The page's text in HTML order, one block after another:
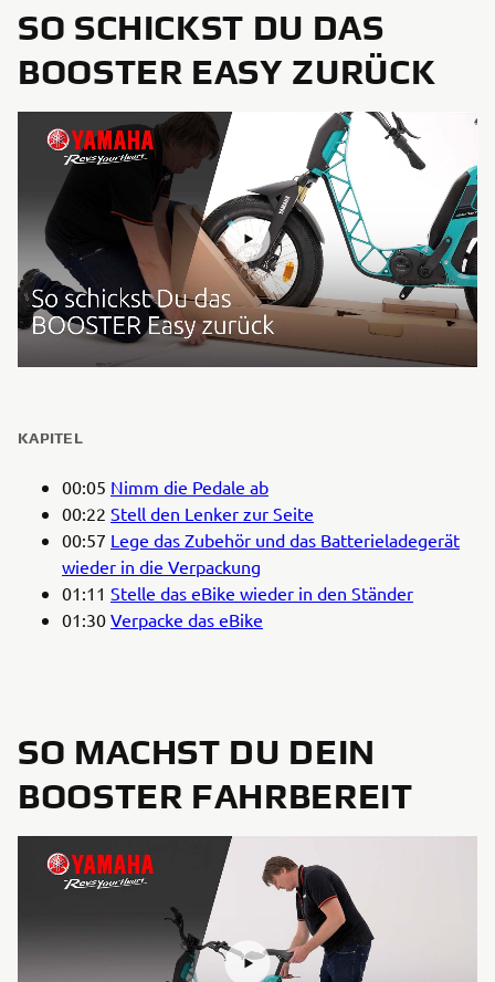
SO SCHICKST DU DAS
BOOSTER EASY ZURÜCK
KAPITEL
00:05 Nimm die Pedale ab
00:22 Stell den Lenker zur Seite
00:57 Lege das Zubehör und das Batterieladegerät
wieder in die Verpackung
01:11 Stelle das eBike wieder in den Ständer
01:30 Verpacke das eBike
SO MACHST DU DEIN
BOOSTER FAHRBEREIT